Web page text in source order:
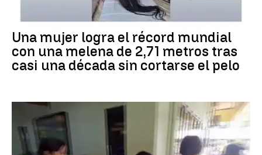
RÉCORD GUINNESS
Una mujer logra el récord mundial
con una melena de 2,71 metros tras
casi una década sin cortarse el pelo